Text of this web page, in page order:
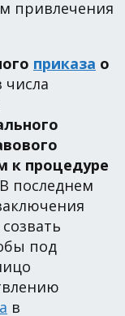
привлечения
приказа о
числа
к процедуре
последнем
под
в